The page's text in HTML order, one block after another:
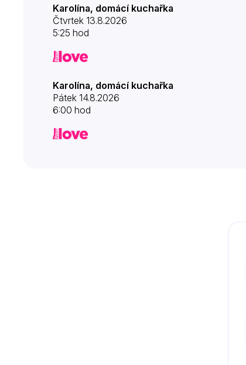
Karolína, domácí kuchařka
Čtvrtek 13.8.2026
5:25 hod
Karolína, domácí kuchařka
Pátek 14.8.2026
6:00 hod